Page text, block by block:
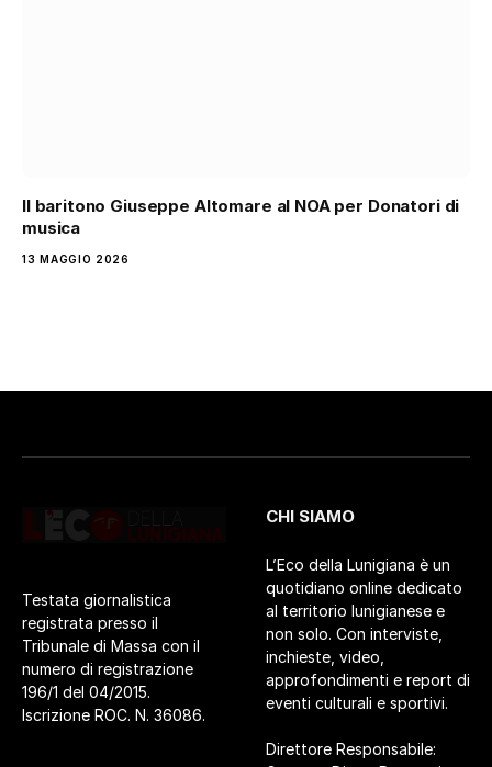
Il baritono Giuseppe Altomare al NOA per Donatori di
musica
13 MAGGIO 2026
Testata giornalistica
registrata presso il
Tribunale di Massa con il
numero di registrazione
196/1 del 04/2015.
Iscrizione ROC. N. 36086.
CHI SIAMO
L’Eco della Lunigiana è un
quotidiano online dedicato
al territorio lunigianese e
non solo. Con interviste,
inchieste, video,
approfondimenti e report di
eventi culturali e sportivi.
Direttore Responsabile: